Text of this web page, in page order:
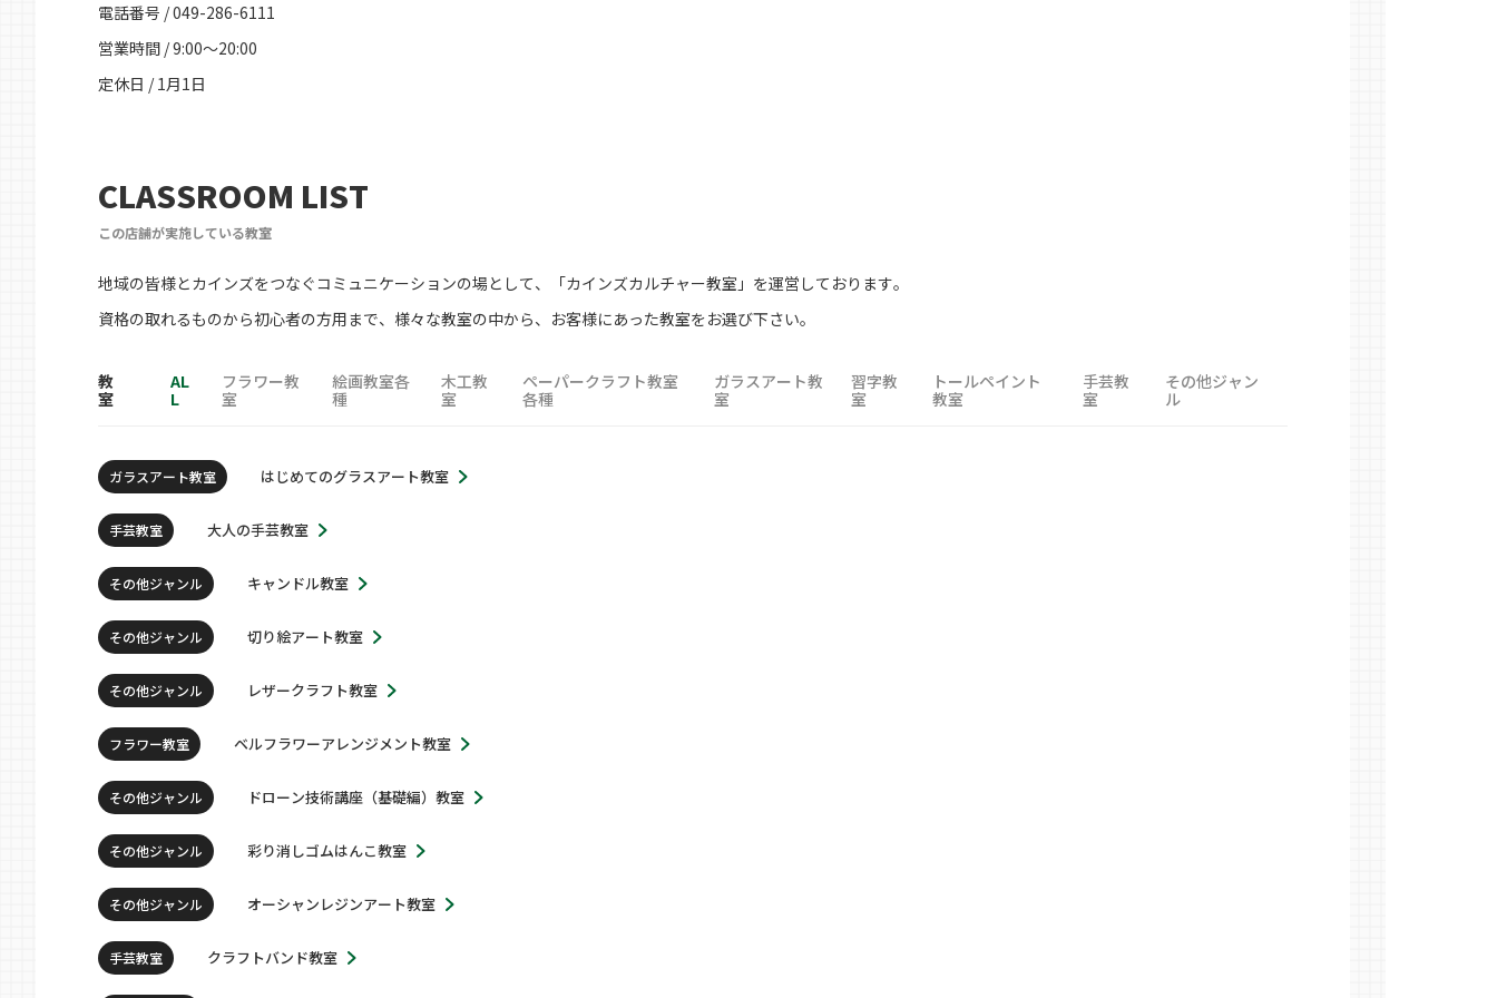
電話番号 / 049-286-6111
営業時間 / 9:00～20:00
定休日 / 1月1日
CLASSROOM LIST
この店舗が実施している教室
地域の皆様とカインズをつなぐコミュニケーションの場として、「カインズカルチャー教室」を運営しております。
資格の取れるものから初心者の方用まで、様々な教室の中から、お客様にあった教室をお選び下さい。
教
室
AL
L
フラワー教
室
絵画教室各
種
木工教
室
ペーパークラフト教室
各種
ガラスアート教
室
習字教
室
トールペイント
教室
手芸教
室
その他ジャン
ル
ガラスアート教室 はじめてのグラスアート教室
手芸教室 大人の手芸教室
その他ジャンル キャンドル教室
その他ジャンル 切り絵アート教室
その他ジャンル レザークラフト教室
フラワー教室 ベルフラワーアレンジメント教室
その他ジャンル ドローン技術講座（基礎編）教室
その他ジャンル 彩り消しゴムはんこ教室
その他ジャンル オーシャンレジンアート教室
手芸教室 クラフトバンド教室